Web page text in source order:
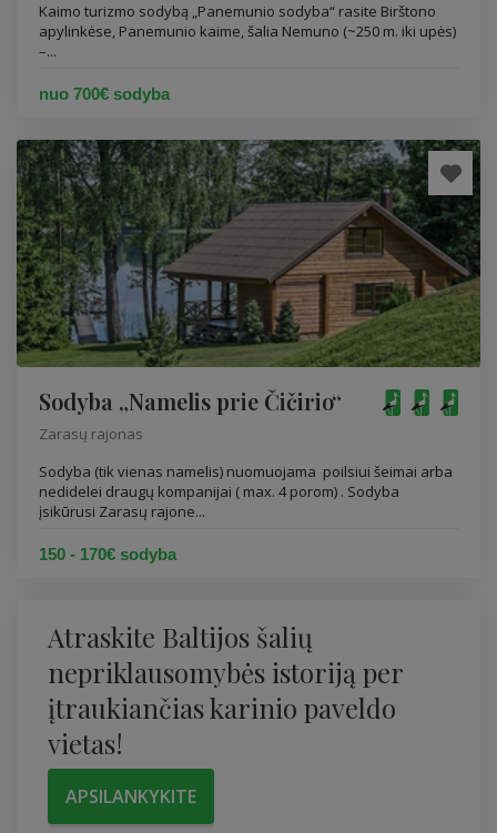
Kaimo turizmo sodybą „Panemunio sodyba“ rasite Birštono
apylinkėse, Panemunio kaime, šalia Nemuno (~250 m. iki upės)
–...
nuo 700€ sodyba
Sodyba „Namelis prie Čičirio“
Zarasų rajonas
Sodyba (tik vienas namelis) nuomuojama poilsiui šeimai arba
nedidelei draugų kompanijai ( max. 4 porom) . Sodyba
įsikūrusi Zarasų rajone...
150 - 170€ sodyba
Atraskite Baltijos šalių
nepriklausomybės istoriją per
įtraukiančias karinio paveldo
vietas!
APSILANKYKITE